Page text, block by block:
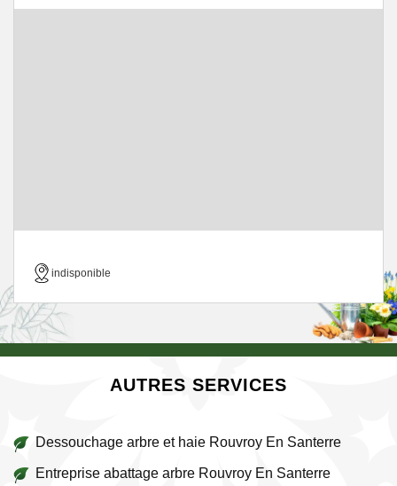
indisponible
AUTRES SERVICES
Dessouchage arbre et haie Rouvroy En Santerre
Entreprise abattage arbre Rouvroy En Santerre